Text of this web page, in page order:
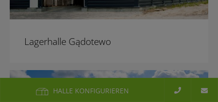
HALLE KONFIGURIEREN
Lagerhalle Gądotewo